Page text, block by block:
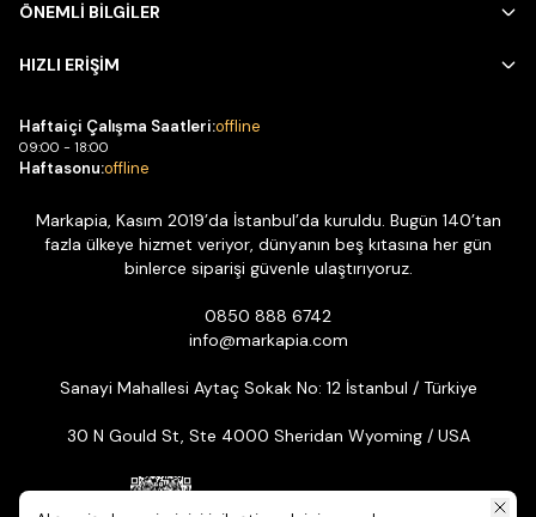
ÖNEMLİ BİLGİLER
HIZLI ERİŞİM
Haftaiçi Çalışma Saatleri:offline
09:00 - 18:00
Haftasonu:offline
Markapia, Kasım 2019’da İstanbul’da kuruldu. Bugün 140’tan
fazla ülkeye hizmet veriyor, dünyanın beş kıtasına her gün
binlerce siparişi güvenle ulaştırıyoruz.
0850 888 6742
info@markapia.com
Sanayi Mahallesi Aytaç Sokak No: 12 İstanbul / Türkiye
30 N Gould St, Ste 4000 Sheridan Wyoming / USA